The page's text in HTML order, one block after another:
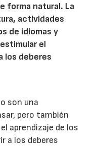
forma natural. La
actividades
de idiomas y
el
los deberes
son una
pero también
aprendizaje de los
a los deberes